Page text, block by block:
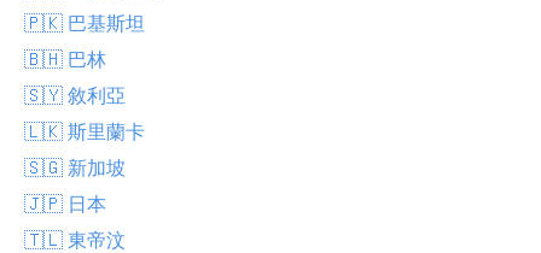
🇵🇰 巴基斯坦
🇧🇭 巴林
🇸🇾 敘利亞
🇱🇰 斯里蘭卡
🇸🇬 新加坡
🇯🇵 日本
🇹🇱 東帝汶